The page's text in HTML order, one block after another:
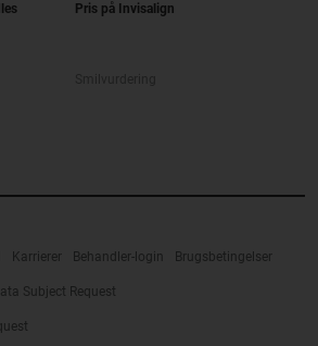
Pris på Invisalign
Karrierer Behandler-login Brugsbetingelser
Subject Request